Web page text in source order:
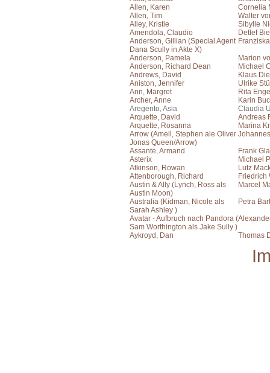
Allen, Karen
Cornelia
Allen, Tim
Walter
Alley, Kristie
Sibylle
Amendola, Claudio
Detlef
Anderson, Gillian (Special Agent
Dana Scully in Akte X)
Anderson, Pamela
Marion
Anderson, Richard Dean
Michael
Andrews, David
Klaus
Aniston, Jennifer
Ulrike
Ann, Margret
Rita
Archer, Anne
Karin
Aregento, Asia
Claudia
Arquette, David
Andreas
Arquette, Rosanna
Marina
Arrow (Amell, Stephen ale Oliver
Jonas Queen/Arrow)
Assante, Armand
Frank
Asterix
Michael
Atkinson, Rowan
Lutz
Attenborough, Richard
Friedrich
Austin & Ally (Lynch, Ross als
Austin Moon)
Marcel
Australia (Kidman, Nicole als
Sarah Ashley )
Petra
Avatar - Aufbruch nach Pandora (
Sam Worthington als Jake Sully )
Aykroyd, Dan
Thomas